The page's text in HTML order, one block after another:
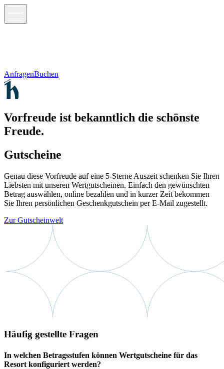
AnfragenBuchen
Vorfreude ist bekanntlich die schönste
Freude.
Gutscheine
Genau diese Vorfreude auf eine 5-Sterne Auszeit schenken Sie Ihren
Liebsten mit unseren Wertgutscheinen. Einfach den gewünschten
Betrag auswählen, online bezahlen und in kurzer Zeit bekommen
Sie Ihren persönlichen Geschenkgutschein per E-Mail zugestellt.
Zur Gutscheinwelt
Häufig gestellte Fragen
In welchen Betragsstufen können Wertgutscheine für das
Resort konfiguriert werden?